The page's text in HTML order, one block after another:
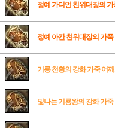
정예 가디언 친위대장의
정예 아칸 친위대장의 가
기룡 천황의 강화 가죽 어
빛나는 기룡왕의 강화 가